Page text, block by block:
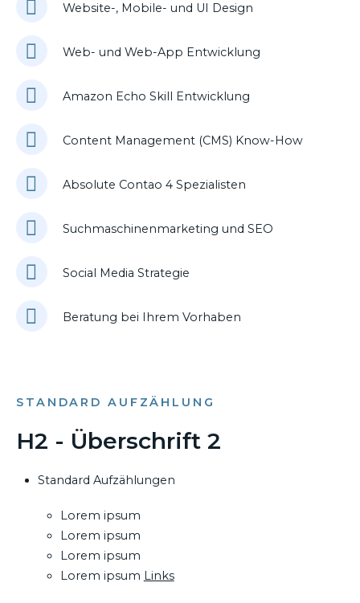
Website-, Mobile- und UI Design
Web- und Web-App Entwicklung
Amazon Echo Skill Entwicklung
Content Management (CMS) Know-How
Absolute Contao 4 Spezialisten
Suchmaschinenmarketing und SEO
Social Media Strategie
Beratung bei Ihrem Vorhaben
STANDARD AUFZÄHLUNG
H2 - Überschrift 2
Standard Aufzählungen
Lorem ipsum
Lorem ipsum
Lorem ipsum
Lorem ipsum Links